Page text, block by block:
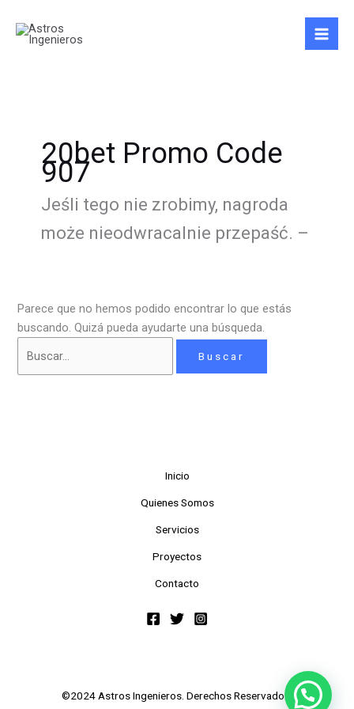
contenido
20bet Promo Code
907
Jeśli tego nie zrobimy, nagroda
może nieodwracalnie przepaść. –
Parece que no hemos podido encontrar lo que estás
buscando. Quizá pueda ayudarte una búsqueda.
por:
Inicio
Quienes Somos
Servicios
Proyectos
Contacto
©2024 Astros Ingenieros. Derechos Reservados.